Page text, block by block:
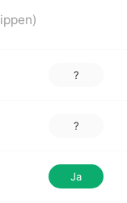
?
?
Ja